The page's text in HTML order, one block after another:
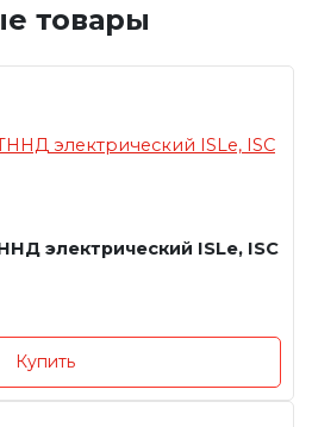
товары
электрический ISLe, ISC
Купить